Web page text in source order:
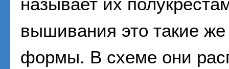
вышивания это такие же
формы. В схеме они